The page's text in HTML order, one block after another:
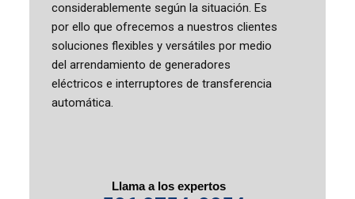
considerablemente según la situación. Es
por ello que ofrecemos a nuestros clientes
soluciones flexibles y versátiles por medio
del arrendamiento de generadores
eléctricos e interruptores de transferencia
automática.
Llama a los expertos